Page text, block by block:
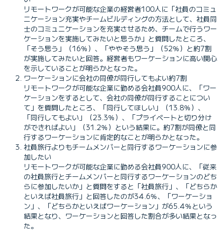
リモートワークが可能な企業の経営者100人に「社員のコミュ
ニケーション充実やチームビルディングの方法として、社員同
士のコミュニケーションを充実させるため、チームで行うワー
ケーションを実施してみたいと思うか」と質問したところ、
「そう思う」（16％）、「ややそう思う」（52％）と約7割
が実施してみたいと回答。経営者もワーケーションに高い関心
を示していることが明らかとなった。
ワーケーションに会社の同僚が同行してもよい約7割
リモートワークが可能な企業に勤める会社員900人に、「ワー
ケーションをするとして、会社の同僚が同行することについ
て」を質問したところ、「同行してほしい」（13.8％）、
「同行してもよい」（23.3％）、「プライベートと切り分け
ができればよい」（31.2％）という結果に。約7割が同僚と同
行するワーケーションに肯定的なことが明らかとなった。
社員旅行よりもチームメンバーと同行するワーケーションに参
加したい
リモートワークが可能な企業に勤める会社員900人に、「従来
の社員旅行とチームメンバーと同行するワーケーションのどち
らに参加したいか」と質問をすると「社員旅行」、「どちらか
といえば社員旅行」と回答したのが34.6％、「ワーケーショ
ン」、「どちらかといえばワーケーション」が65.4％という
結果となり、ワーケーションと回答した割合が多い結果となっ
た。